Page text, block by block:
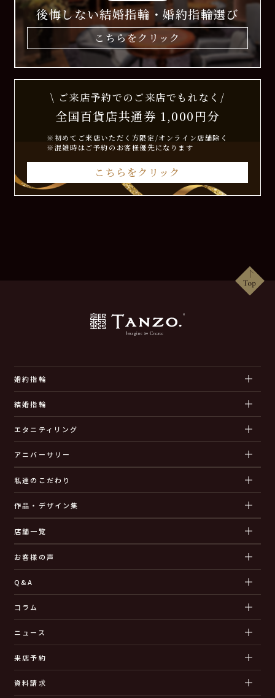
後悔しない結婚指輪・婚約指輪選び
こちらをクリック
\ ご来店予約でのご来店でもれなく/
全国百貨店共通券 1,000円分
※初めてご来店いただく方限定/オンライン店舗除く
※混雑時はご予約のお客様優先になります
こちらをクリック
婚約指輪
結婚指輪
エタニティリング
アニバーサリー
私達のこだわり
作品・デザイン集
店舗一覧
お客様の声
Q&A
コラム
ニュース
来店予約
資料請求